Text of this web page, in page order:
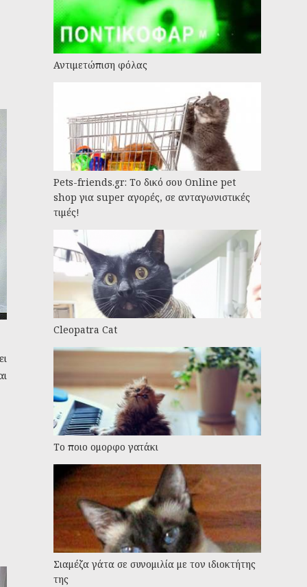
Αντιμετώπιση φόλας
Pets-friends.gr: Το δικό σου Online pet
shop για super αγορές, σε ανταγωνιστικές
τιμές!
Cleopatra Cat
Το ποιο ομορφο γατάκι
Σιαμέζα γάτα σε συνομιλία με τον ιδιοκτήτης
της